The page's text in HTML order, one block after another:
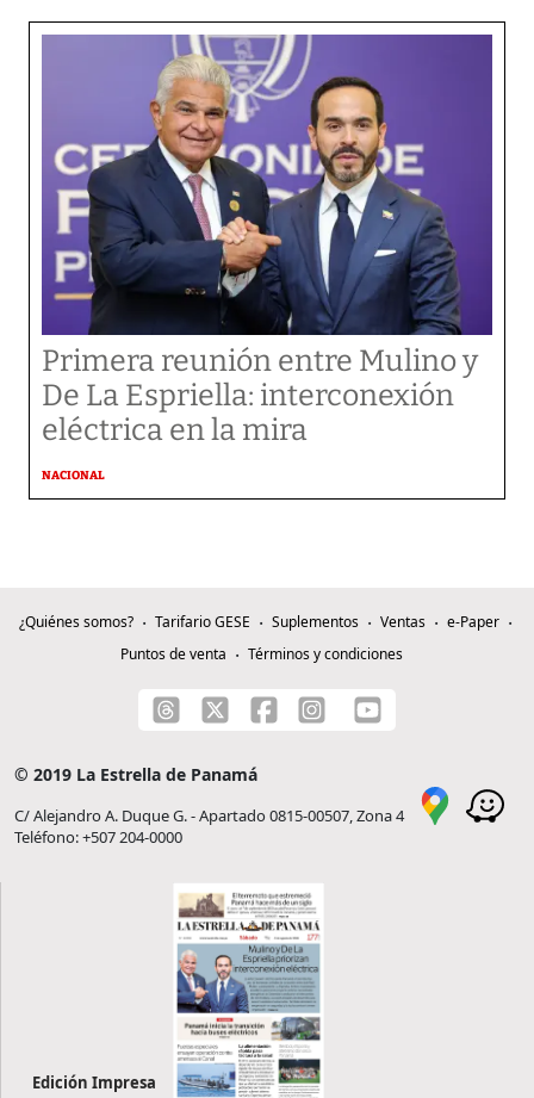
Primera reunión entre Mulino y
De La Espriella: interconexión
eléctrica en la mira
NACIONAL
¿Quiénes somos? Tarifario GESE Suplementos Ventas
e-Paper
Puntos de venta
Términos y condiciones
© 2019 La Estrella de Panamá
C/ Alejandro A. Duque G. - Apartado 0815-00507, Zona 4
Teléfono: +507 204-0000
Edición Impresa